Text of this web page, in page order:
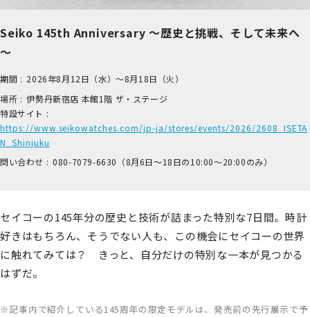
Seiko 145th Anniversary ～歴史と挑戦、そして未来へ
～
期間 : 2026年8月12日（水）～8月18日（火）
場所 : 伊​勢丹新宿店 本​館1階 ザ​・ステージ
特設サイト :
https://www.seikowatches.com/jp-ja/stores/events/2026/2608_ISETA
N_Shinjuku
問い合わせ : 0​80-7​079-6​630（8月6日～18日の1​0:00～2​0:00のみ）
セイコーの145年分の歴史と技術が詰まった特別な7日間。時計
好きはもちろん、そうでない人も、この機会にセイコーの世界
に触れてみては？ きっと、自分だけの特別な一本が見つかる
はずだ。
※記事内で紹介している145周年の限定モデルは、発売前の先行展示で予